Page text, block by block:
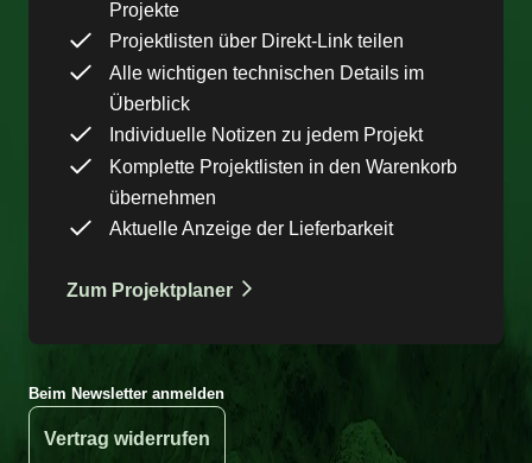
Projekte
Projektlisten über Direkt-Link teilen
Alle wichtigen technischen Details im
Überblick
Individuelle Notizen zu jedem Projekt
Komplette Projektlisten in den Warenkorb
übernehmen
Aktuelle Anzeige der Lieferbarkeit
Zum Projektplaner
Beim Newsletter anmelden
Vertrag widerrufen